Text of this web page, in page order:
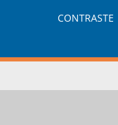
CONTRASTE